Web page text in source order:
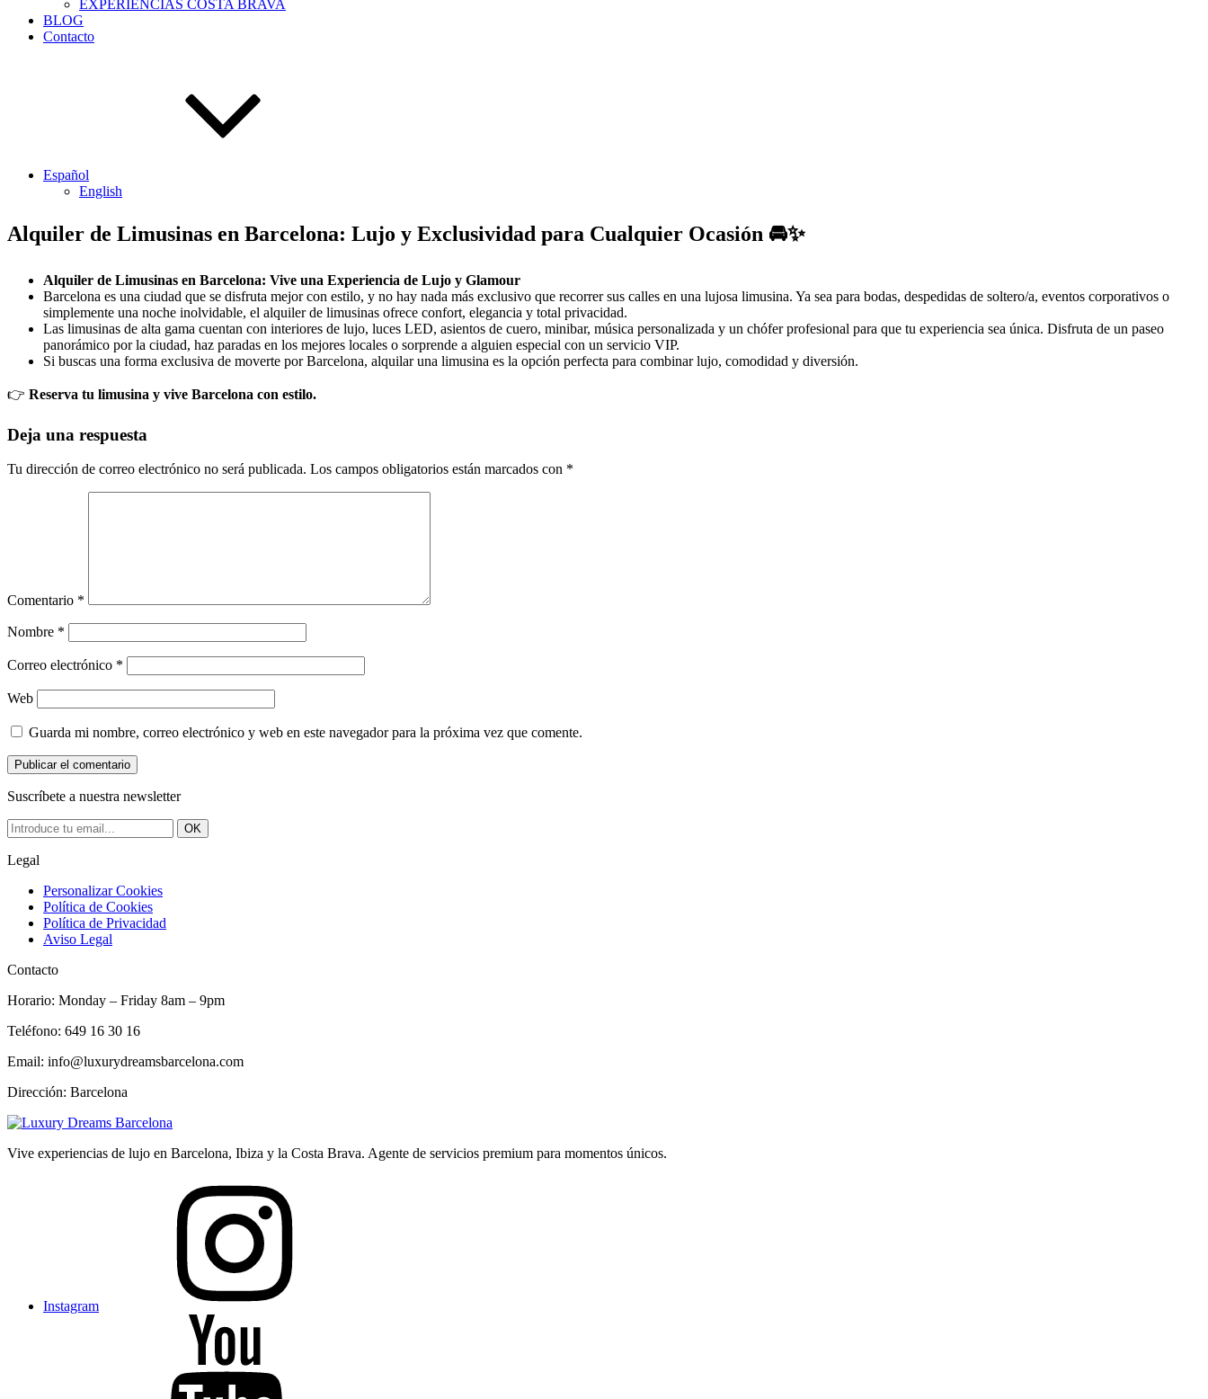
EXPERIENCIAS COSTA BRAVA
BLOG
Contacto
Español
English
Alquiler de Limusinas en Barcelona: Lujo y Exclusividad para Cualquier Ocasión 🚘✨
Alquiler de Limusinas en Barcelona: Vive una Experiencia de Lujo y Glamour
Barcelona es una ciudad que se disfruta mejor con estilo, y no hay nada más exclusivo que recorrer sus calles en una lujosa limusina. Ya sea para bodas, despedidas de soltero/a, eventos corporativos o
simplemente una noche inolvidable, el alquiler de limusinas ofrece confort, elegancia y total privacidad.
Las limusinas de alta gama cuentan con interiores de lujo, luces LED, asientos de cuero, minibar, música personalizada y un chófer profesional para que tu experiencia sea única. Disfruta de un paseo
panorámico por la ciudad, haz paradas en los mejores locales o sorprende a alguien especial con un servicio VIP.
Si buscas una forma exclusiva de moverte por Barcelona, alquilar una limusina es la opción perfecta para combinar lujo, comodidad y diversión.
👉 Reserva tu limusina y vive Barcelona con estilo.
Deja una respuesta
Tu dirección de correo electrónico no será publicada. Los campos obligatorios están marcados con *
Comentario *
Nombre *
Correo electrónico *
Web
Guarda mi nombre, correo electrónico y web en este navegador para la próxima vez que comente.
Suscríbete a nuestra newsletter
OK
Legal
Personalizar Cookies
Política de Cookies
Política de Privacidad
Aviso Legal
Contacto
Horario: Monday – Friday 8am – 9pm
Teléfono: 649 16 30 16
Email: info@luxurydreamsbarcelona.com
Dirección: Barcelona
Vive experiencias de lujo en Barcelona, Ibiza y la Costa Brava. Agente de servicios premium para momentos únicos.
Instagram